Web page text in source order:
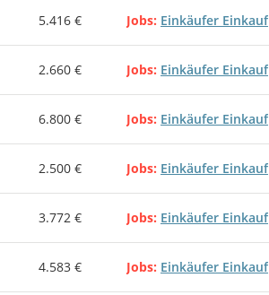
5.416 € Jobs Einkäufer Einkauf
2.660 € Jobs Einkäufer Einkauf
6.800 € Jobs Einkäufer Einkauf
2.500 € Jobs Einkäufer Einkauf
3.772 € Jobs Einkäufer Einkauf
4.583 € Jobs Einkäufer Einkauf